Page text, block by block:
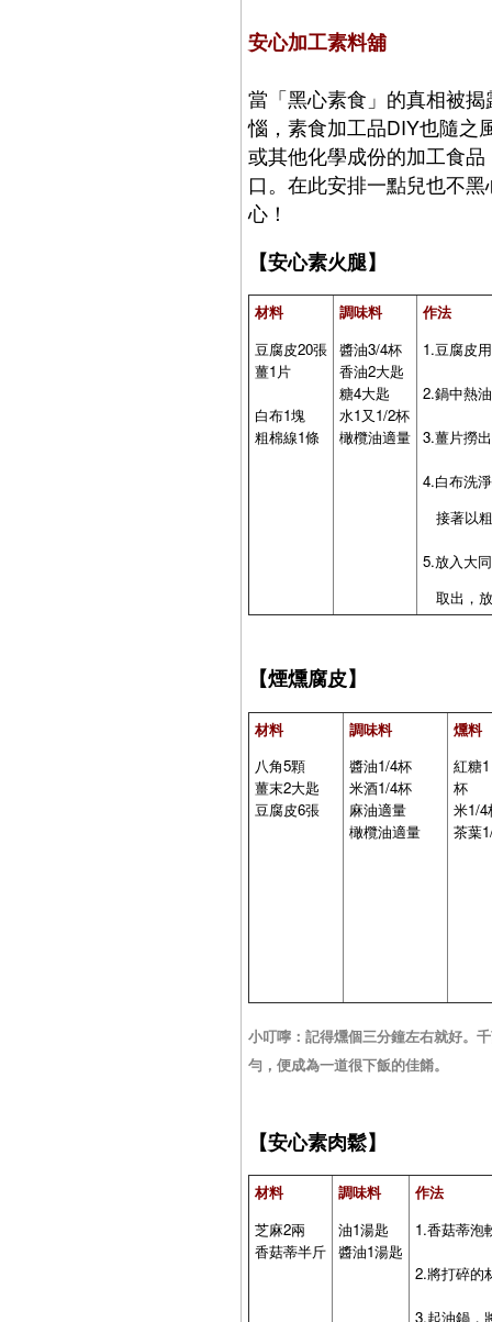
安心加工素料舖
當「黑心素食」的真相被
惱，素食加工品DIY也隨之
或其他化學成份的加工食
口。在此安排一點兒也不
心！
【安心素火腿】
材料
豆腐皮20張
薑1片
白布1塊
粗棉線1條
調味料
醬油3/4杯
香油2大匙
糖4大匙
水1又1/2杯
橄欖油適量
作法
1.豆腐皮
2.鍋中熱
3.薑片撈
4.白布洗
接著以
5.放入大
取出，
【煙燻腐皮】
材料
八角5顆
薑末2大匙
豆腐皮6張
調味料
醬油1/4杯
米酒1/4杯
麻油適量
橄欖油適量
燻料
紅糖1
米1/4
茶葉
小叮嚀：記得燻個三分鐘左右就好。
勻，便成為一道很下飯的佳餚。
【安心素肉鬆】
材料
芝麻2兩
香菇蒂半斤
調味料
油1湯匙
醬油1湯匙
作法
1.香菇蒂泡
2.將打碎的
3.起油鍋，